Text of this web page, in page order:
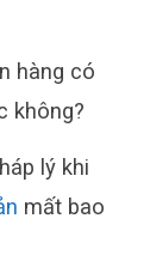
hàng có
không?
lý khi
mất bao